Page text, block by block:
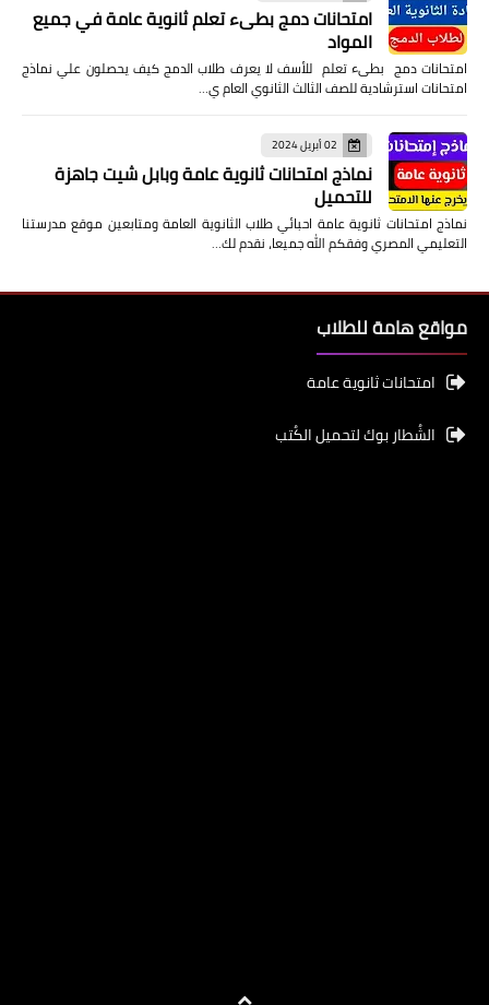
امتحانات دمج بطىء تعلم ثانوية عامة في جميع
المواد
امتحانات دمج بطىء تعلم للأسف لا يعرف طلاب الدمج كيف يحصلون علي نماذج
امتحانات استرشادية للصف الثالث الثانوي العام ي…
02 أبريل 2024
نماذج امتحانات ثانوية عامة وبابل شيت جاهزة
للتحميل
نماذج امتحانات ثانوية عامة احبائي طلاب الثانوية العامة ومتابعين موقع مدرستنا
التعليمي المصري وفقكم الله جميعا، نقدم لك…
مواقع هامة للطلاب
امتحانات ثانوية عامة
الشُطار بوك لتحميل الكُتب